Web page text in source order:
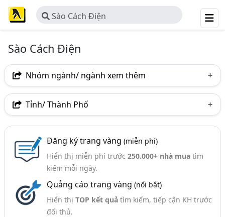
Sào Cách Điện
Sào Cách Điện
Nhóm ngành/ ngành xem thêm
Ngành nghề
Ngành xem thêm
Thiết Bị An Toàn Ngành Điện (54)
Tỉnh/ Thành Phố
Đăng ký trang vàng (miễn phí)
Hiển thị miễn phí trước 250.000+ nhà muatìm
kiếm mỗi ngày.
Quảng cáo trang vàng (nổi bật)
Hiển thị TOP kết quảtìm kiếm, tiếp cận KH trước
đối thủ.